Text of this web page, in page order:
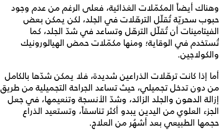
وهناك أيضاً المكمّلات الغذائية، فعلى الرغم من عدم وجود
حبوب سحريّة تُقلّل الترهّلات في الجلد، لكن يمكن بعض
الفيتامينات أن تُقلّل الترهّل وتساعد في شدّ الجلد، كما
تُستخدم في الوقاية؛ ومنها مكمّلات حمض الهيالورونيك
والكولاجين.
أما إذا كانت ترهّلات الذراعين شديدة، فلا يمكن شدّها بالكامل
من دون تدخل تجميلي، حيث تساعد الجراحة التجميلية من طريق
إزالة الدهون والجلد الزائد، وشدّ الأنسجة وتنعيمها، في جعل
الجزء العلوي من اليدين يبدو أكثر تناسقاً، وتستعيد الذراع
حجمها الطبيعي بعد أشهُر من العلاج.